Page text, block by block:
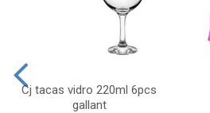
Cj tacas vidro 220ml 6pcs
gallant